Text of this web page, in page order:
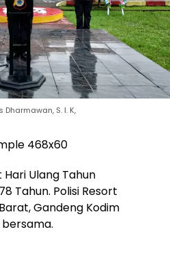
Dharmawan, S. I. K,
Ulang Tahun
Tahun. Polisi Resort
Gandeng Kodim
bersama.